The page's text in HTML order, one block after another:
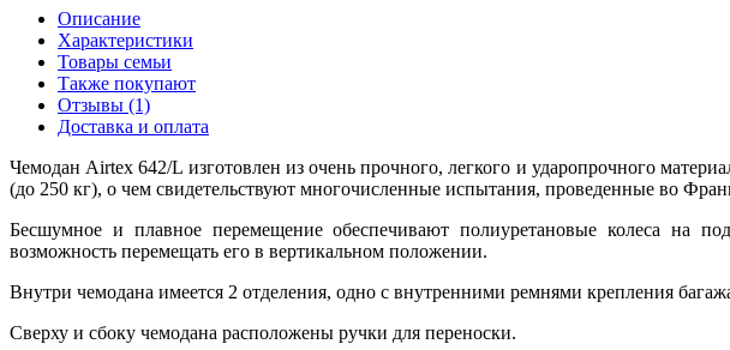
Описание
Характеристики
Товары семьи
Также покупают
Отзывы (1)
Доставка и оплата
Чемодан Airtex 642/L изготовлен из очень прочного, легкого и ударопрочного
(до 250 кг), о чем свидетельствуют многочисленные испытания, проведенные во
Бесшумное и плавное перемещение обеспечивают полиуретановые колеса на
возможность перемещать его в вертикальном положении.
Внутри чемодана имеется 2 отделения, одно с внутренними ремнями крепления
Сверху и сбоку чемодана расположены ручки для переноски.